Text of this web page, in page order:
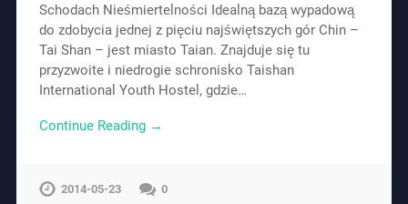
Schodach Nieśmiertelności Idealną bazą wypadową
do zdobycia jednej z pięciu najświętszych gór Chin –
Tai Shan – jest miasto Taian. Znajduje się tu
przyzwoite i niedrogie schronisko Taishan
International Youth Hostel, gdzie…
Continue Reading →
2014-05-23 0